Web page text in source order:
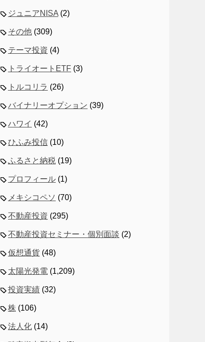
ジュニアNISA (2)
その他 (309)
テーマ投資 (4)
トライオートETF (3)
トルコリラ (26)
バイナリーオプション (39)
ハワイ (42)
ひふみ投信 (10)
ふるさと納税 (19)
プロフィール (1)
メキシコペソ (70)
不動産投資 (295)
不動産投資セミナー・個別面談 (2)
仮想通貨 (48)
太陽光発電 (1,209)
投資実績 (32)
株 (106)
法人化 (14)